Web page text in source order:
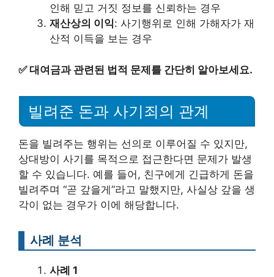
인해 믿고 거짓 정보를 신뢰하는 경우
재산상의 이익: 사기행위로 인해 가해자가 재
산적 이득을 보는 경우
✅대여금과 관련된 법적 문제를 간단히 알아보세요.
빌려준 돈과 사기죄의 관계
돈을 빌려주는 행위는 선의로 이루어질 수 있지만,
상대방이 사기를 목적으로 접근한다면 문제가 발생
할 수 있습니다. 예를 들어, 친구에게 긴급하게 돈을
빌려주며 “곧 갚을게”라고 말했지만, 사실상 갚을 생
각이 없는 경우가 이에 해당합니다.
사례 분석
사례 1